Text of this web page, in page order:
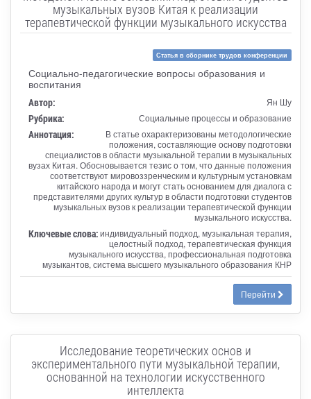
музыкальных вузов Китая к реализации
терапевтической функции музыкального искусства
Статья в сборнике трудов конференции
Социально-педагогические вопросы образования и
воспитания
Автор: Ян Шу
Рубрика: Социальные процессы и образование
Аннотация:
В статье охарактеризованы методологические
положения, составляющие основу подготовки
специалистов в области музыкальной терапии в музыкальных
вузах Китая. Обосновывается тезис о том, что данные положения
соответствуют мировоззренческим и культурным установкам
китайского народа и могут стать основанием для диалога с
представителями других культур в области подготовки студентов
музыкальных вузов к реализации терапевтической функции
музыкального искусства.
Ключевые слова:индивидуальный подход, музыкальная терапия,
целостный подход, терапевтическая функция
музыкального искусства, профессиональная подготовка
музыкантов, система высшего музыкального образования КНР
Перейти
Исследование теоретических основ и
экспериментального пути музыкальной терапии,
основанной на технологии искусственного
интеллекта